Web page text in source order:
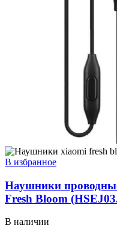
В избранное
Наушники
Fresh Bloom
В наличии